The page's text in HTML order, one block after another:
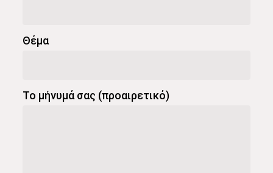
Θέμα
Το μήνυμά σας (προαιρετικό)